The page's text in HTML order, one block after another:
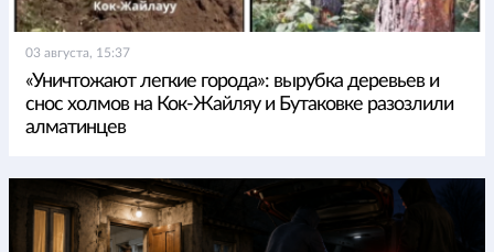
03 августа, 15:37
«Уничтожают легкие города»: вырубка деревьев и
снос холмов на Кок-Жайляу и Бутаковке разозлили
алматинцев